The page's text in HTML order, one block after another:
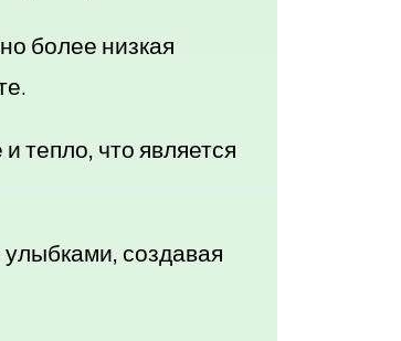
более низкая
тепло, что является
создавая